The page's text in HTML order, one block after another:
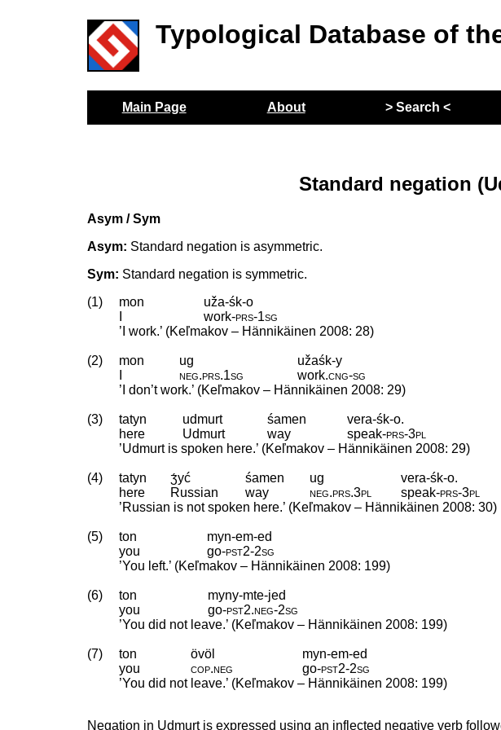
Typological Database of
Main Page About > Search <
Standard negation
Asym / Sym
Asym: Standard negation is asymmetric.
Sym: Standard negation is symmetric.
(1)
mon
uža-śk-o
work‑prs‑1sg
’I work.’ (Keľmakov – Hännikäinen 2008: 28)
(2) mon ug
užaśk-y
neg.prs.1sg work.cng‑sg
’I don’t work.’ (Keľmakov – Hännikäinen 2008: 29)
(3) tatyn udmurt śamen
vera-śk-o.
here
Udmurt way speak‑prs‑3pl
’Udmurt is spoken here.’ (Keľmakov – Hännikäinen 2008: 29)
(4) tatyn ʒ́уć śamen ug
vera-śk-o.
here
Russian way neg.prs.3pl speak‑prs‑3pl
’Russian is not spoken here.’ (Keľmakov – Hännikäinen 2008: 30)
(5) ton
myn-em-ed
you
go‑pst2‑2sg
’You left.’ (Keľmakov – Hännikäinen 2008: 199)
(6) ton
myny-mte-jed
you
go‑pst2.neg‑2sg
’You did not leave.’ (Keľmakov – Hännikäinen 2008: 199)
(7) ton övöl
myn-em-ed
you
cop.neg go‑pst2‑2sg
’You did not leave.’ (Keľmakov – Hännikäinen 2008: 199)
Negation in Udmurt is expressed using an inflected negative verb